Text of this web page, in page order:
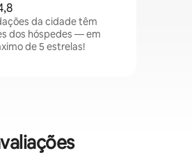
da cidade têm
dos hóspedes — em
de 5 estrelas!